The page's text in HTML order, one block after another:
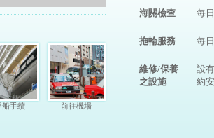
船手續 前往機場
海關檢查 每
拖輪服務 每
維修/保養
之設施
設
約